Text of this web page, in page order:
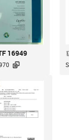
16949
